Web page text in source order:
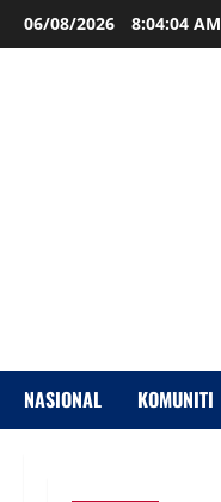
06/08/2026 8:04:05 AM
NASIONAL KOMUNITI